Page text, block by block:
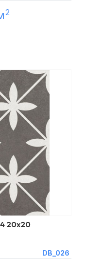
2
20x20
DB_026